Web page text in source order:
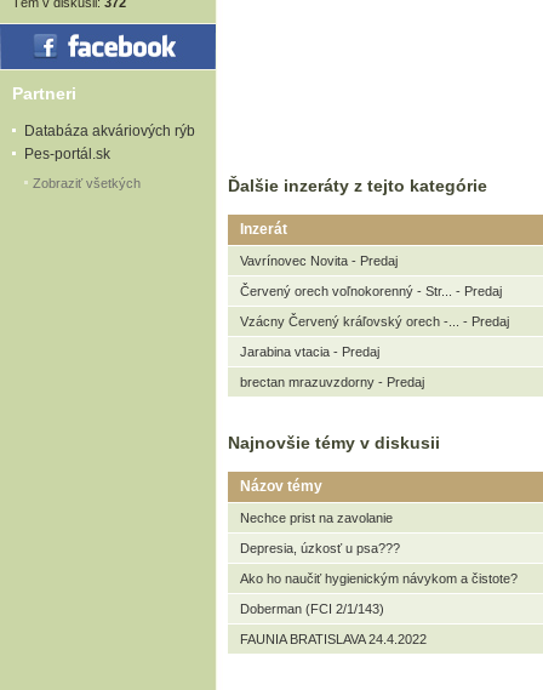
Partneri
Databáza akváriových rýb
Pes-portál.sk
Zobraziť všetkých Ďalšie inzeráty z tejto kategórie
Inzerát
Vavrínovec Novita - Predaj
Červený orech voľnokorenný - Str... - Predaj
Vzácny Červený kráľovský orech -... - Predaj
Jarabina vtacia - Predaj
brectan mrazuvzdorny - Predaj
Najnovšie témy v diskusii
Názov témy
Nechce prist na zavolanie
Depresia, úzkosť u psa???
Ako ho naučiť hygienickým návykom a čistote?
Doberman (FCI 2/1/143)
FAUNIA BRATISLAVA 24.4.2022